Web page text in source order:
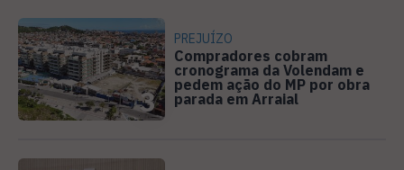
3
PREJUÍZO
Compradores cobram
cronograma da Volendam e
pedem ação do MP por obra
parada em Arraial